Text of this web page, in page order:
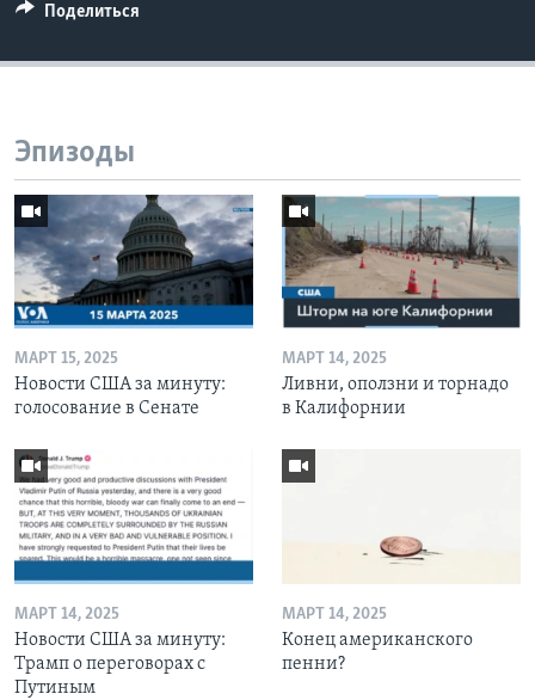
Поделиться
Эпизоды
МАРТ 15, 2025
Новости США за минуту:
голосование в Сенате
МАРТ 14, 2025
Ливни, оползни и торнадо
в Калифорнии
МАРТ 14, 2025
Новости США за минуту:
Трамп о переговорах с
Путиным
МАРТ 14, 2025
Конец американского
пенни?